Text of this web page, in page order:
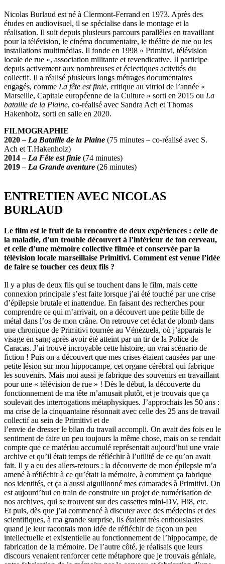
Nicolas Burlaud est né à Clermont-Ferrand en 1973. Après des
études en audiovisuel, il se spécialise dans le montage et la
réalisation. Il suit depuis plusieurs parcours parallèles en travaillant
pour la télévision, le cinéma documentaire, le théâtre de rue ou les
installations multimédias. Il fonde en 1998 « Primitivi, télévision
locale de rue », association militante et revendicative. Il participe
depuis activement aux nombreuses et éclectiques activités du
collectif. Il a réalisé plusieurs longs métrages documentaires
engagés, comme La fête est finie, critique au vitriol de l’année «
Marseille, Capitale européenne de la Culture » sorti en 2015 ou La
bataille de la Plaine, co-réalisé avec Sandra Ach et Thomas
Hakenholz, sorti en salle en 2020.
FILMOGRAPHIE
2020 – La Bataille de la Plaine (75 minutes – co-réalisé avec S.
Ach et T.Hakenholz)
2014 – La Fête est finie (74 minutes)
2019 – La Grande aventure (26 minutes)
ENTRETIEN AVEC NICOLAS
BURLAUD
Le film est le fruit de la rencontre de deux expériences : celle de
la maladie, d’un trouble découvert à l’intérieur de ton cerveau,
et celle d’une mémoire collective filmée et conservée par la
télévision locale marseillaise Primitivi. Comment est venue l’idée
de faire se toucher ces deux fils ?
Il y a plus de deux fils qui se touchent dans le film, mais cette
connexion principale s’est faite lorsque j’ai été touché par une crise
d’épilepsie brutale et inattendue. En faisant des recherches pour
comprendre ce qui m’arrivait, on a découvert une petite bille de
métal dans l’os de mon crâne. On retrouve cet éclat de plomb dans
une chronique de Primitivi tournée au Vénézuela, où j’apparais le
visage en sang après avoir été atteint par un tir de la Police de
Caracas. J’ai trouvé incroyable cette histoire, un vrai scénario de
fiction ! Puis on a découvert que mes crises étaient causées par une
petite lésion sur mon hippocampe, cet organe cérébral qui fabrique
les souvenirs. Mais moi aussi je fabrique des souvenirs en travaillant
pour une « télévision de rue » ! Dès le début, la découverte du
fonctionnement de ma tête m’amusait plutôt, et je trouvais que ça
soulevait des interrogations métaphysiques. J’approchais les 50 ans :
ma crise de la cinquantaine résonnait avec celle des 25 ans de travail
collectif au sein de Primitivi et de
l’envie de dresser le bilan du travail accompli. On avait des fois eu le
sentiment de faire un peu toujours la même chose, mais on se rendait
compte que ce matériau accumulé représentait aujourd’hui une vraie
archive et qu’il était temps de réfléchir à l’utilité de ce qu’on avait
fait. Il y a eu des allers-retours : la découverte de mon épilepsie m’a
amené à réfléchir à ce qu’était la mémoire, à comment ça fabrique
nos identités, et ça a aussi aiguillonné mes camarades à Primitivi. On
est aujourd’hui en train de construire un projet de numérisation de
nos archives, qui se trouvent sur des cassettes mini-DV, Hi8, etc.
Et puis, dès que j’ai commencé à discuter avec des médecins et des
scientifiques, à ma grande surprise, ils étaient très enthousiastes
quand je leur racontais mon idée de réfléchir de façon un peu
intellectuelle et existentielle au fonctionnement de l’hippocampe, de
fabrication de la mémoire. De l’autre côté, je réalisais que leurs
discours venaient renforcer cette métaphore que je trouvais géniale,